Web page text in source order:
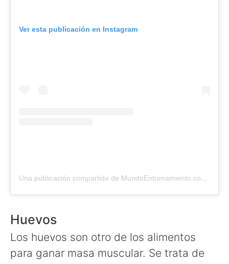
Ver esta publicación en Instagram
Huevos
Los huevos son otro de los alimentos
para ganar masa muscular. Se trata de